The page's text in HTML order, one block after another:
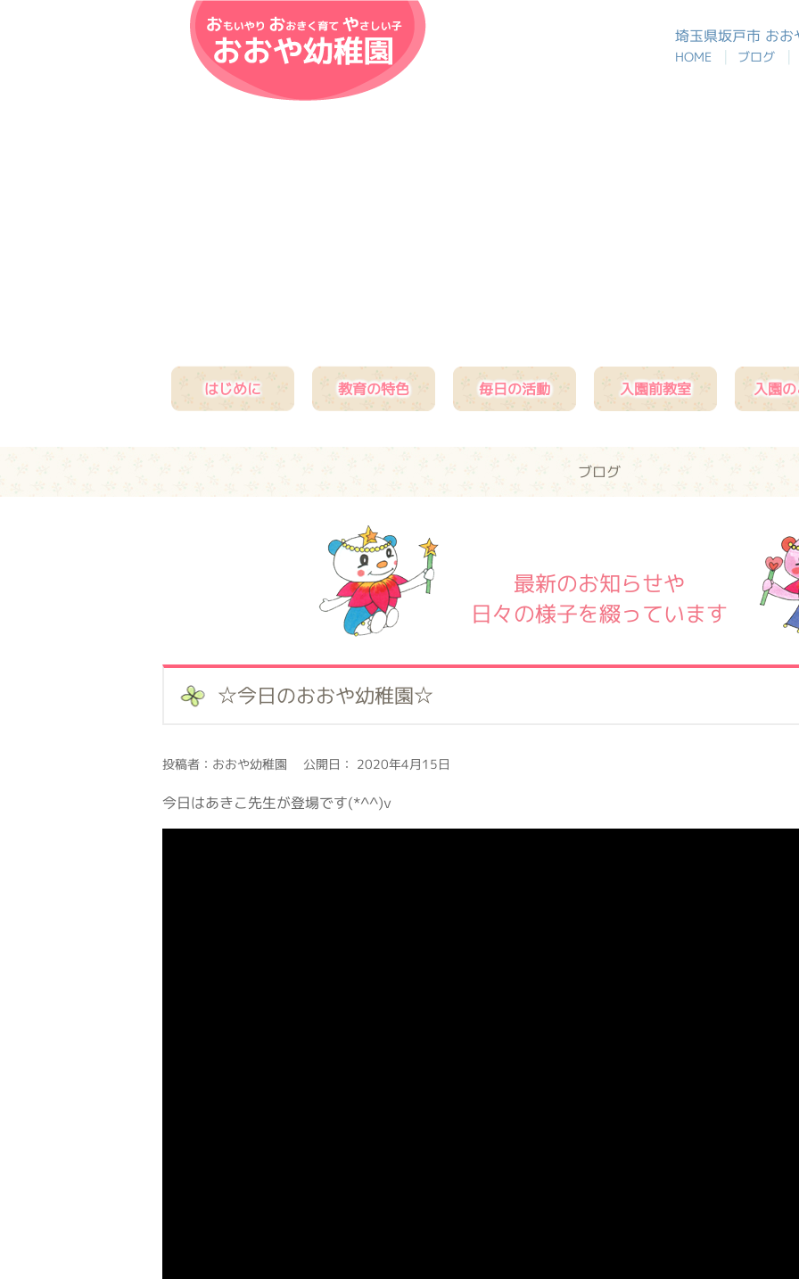
埼玉県坂戸市 お
HOME | ブログ |
はじめに 教育の特色 毎日の活動 入園前教室 入園
ブログ
最新のお知らせや
日々の様子を綴っています
☆今日のおおや幼稚園☆
投稿者：おおや幼稚園 公開日： 2020年4月15日
今日はあきこ先生が登場です(*^^)v